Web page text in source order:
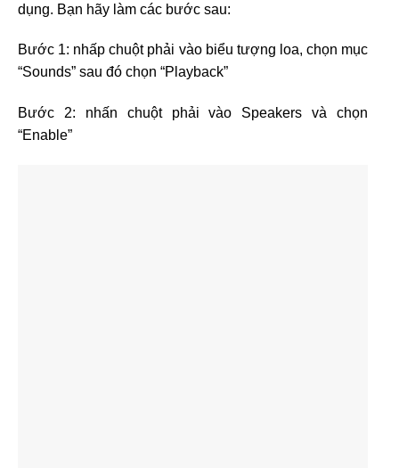
dụng. Bạn hãy làm các bước sau:
Bước 1: nhấp chuột phải vào biểu tượng loa, chọn mục
“Sounds” sau đó chọn “Playback”
Bước 2: nhấn chuột phải vào Speakers và chọn
“Enable”